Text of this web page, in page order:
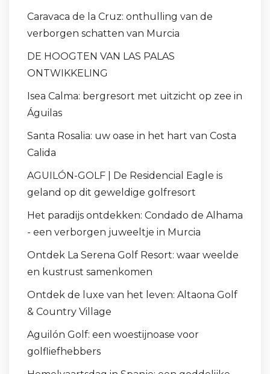
Caravaca de la Cruz: onthulling van de
verborgen schatten van Murcia
DE HOOGTEN VAN LAS PALAS
ONTWIKKELING
Isea Calma: bergresort met uitzicht op zee in
Águilas
Santa Rosalia: uw oase in het hart van Costa
Calida
AGUILÓN-GOLF | De Residencial Eagle is
geland op dit geweldige golfresort
Het paradijs ontdekken: Condado de Alhama
- een verborgen juweeltje in Murcia
Ontdek La Serena Golf Resort: waar weelde
en kustrust samenkomen
Ontdek de luxe van het leven: Altaona Golf
& Country Village
Aguilón Golf: een woestijnoase voor
golfliefhebbers